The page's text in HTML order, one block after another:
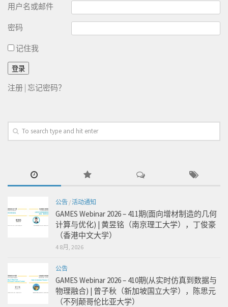
用户名或邮件
密码
记住我
注册 | 忘记密码？
公告 /活动通知
GAMES Webinar 2026 – 411期(面向增材制造的几何
计算与优化) | 黄昱铭（南京理工大学），丁俊豪
（香港中文大学）
4 8月, 2026
公告
GAMES Webinar 2026 – 410期(从实时仿真到数据与
物理融合) | 曾子秋（新加坡国立大学），陈思元
（不列颠哥伦比亚大学）